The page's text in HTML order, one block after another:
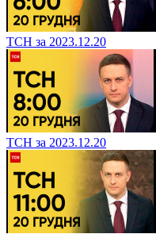
ТСН за 2023.12.20
ТСН за 2023.12.20